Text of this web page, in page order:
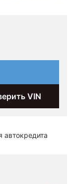
автокредита
VIN